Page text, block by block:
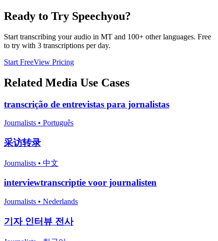
Ready to Try Speechyou?
Start transcribing your audio in MT and 100+ other languages. Free
to try with 3 transcriptions per day.
Start FreeView Pricing
Related Media Use Cases
transcrição de entrevistas para jornalistas
Journalists • Português
采访转录
Journalists • 中文
interviewtranscriptie voor journalisten
Journalists • Nederlands
기자 인터뷰 전사